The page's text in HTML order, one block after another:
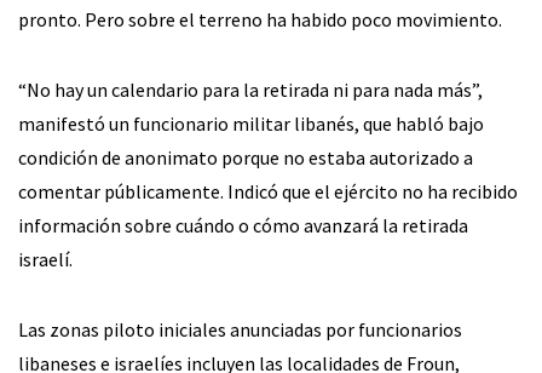
pronto. Pero sobre el terreno ha habido poco movimiento.
“No hay un calendario para la retirada ni para nada más”,
manifestó un funcionario militar libanés, que habló bajo
condición de anonimato porque no estaba autorizado a
comentar públicamente. Indicó que el ejército no ha recibido
información sobre cuándo o cómo avanzará la retirada
israelí.
Las zonas piloto iniciales anunciadas por funcionarios
libaneses e israelíes incluyen las localidades de Froun,